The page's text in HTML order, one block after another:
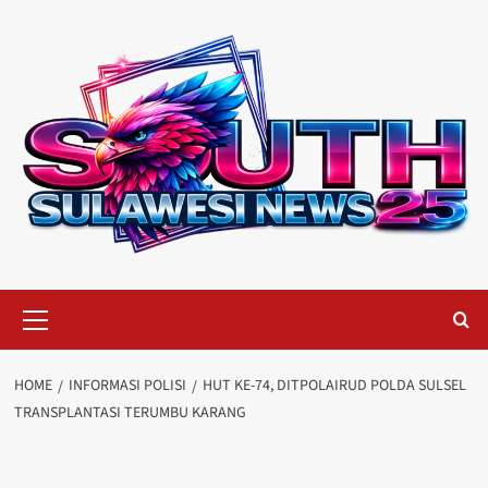
Menu
HOME INFORMASI POLISI
HUT KE-74, DITPOLAIRUD POLDA SULSEL
TRANSPLANTASI TERUMBU KARANG